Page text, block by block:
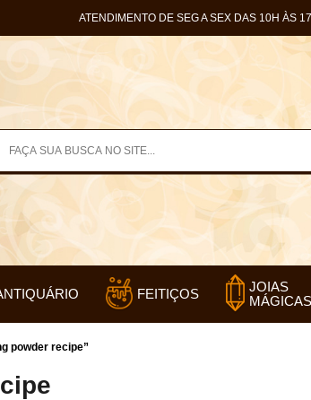
ATENDIMENTO DE SEG A SEX DAS 10H ÀS
FEITIÇOS
JOIAS
MÁGICAS
powder recipe”